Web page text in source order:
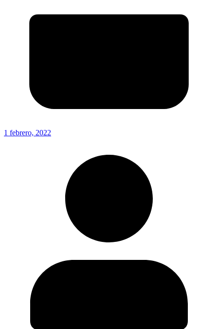
1 febrero, 2022